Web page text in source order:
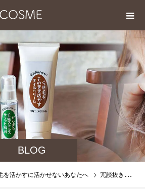
BLOG
を活かすに活かせないあなたへ 冗談抜きで縮毛矯正時代より、クセ毛を活かし始めた人の方が楽しそうです。マジです。